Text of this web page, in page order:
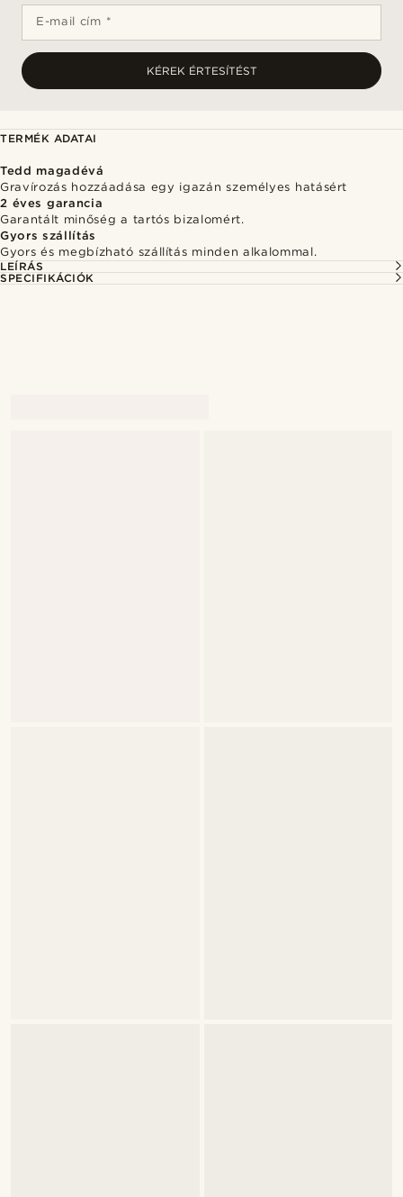
E-mail cím *
KÉREK ÉRTESÍTÉST
TERMÉK ADATAI
Tedd magadévá
Gravírozás hozzáadása egy igazán személyes hatásért
2 éves garancia
Garantált minőség a tartós bizalomért.
Gyors szállítás
Gyors és megbízható szállítás minden alkalommal.
LEÍRÁS
SPECIFIKÁCIÓK